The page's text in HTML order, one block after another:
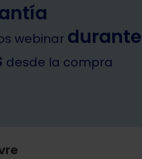
webinar durante
desde la compra